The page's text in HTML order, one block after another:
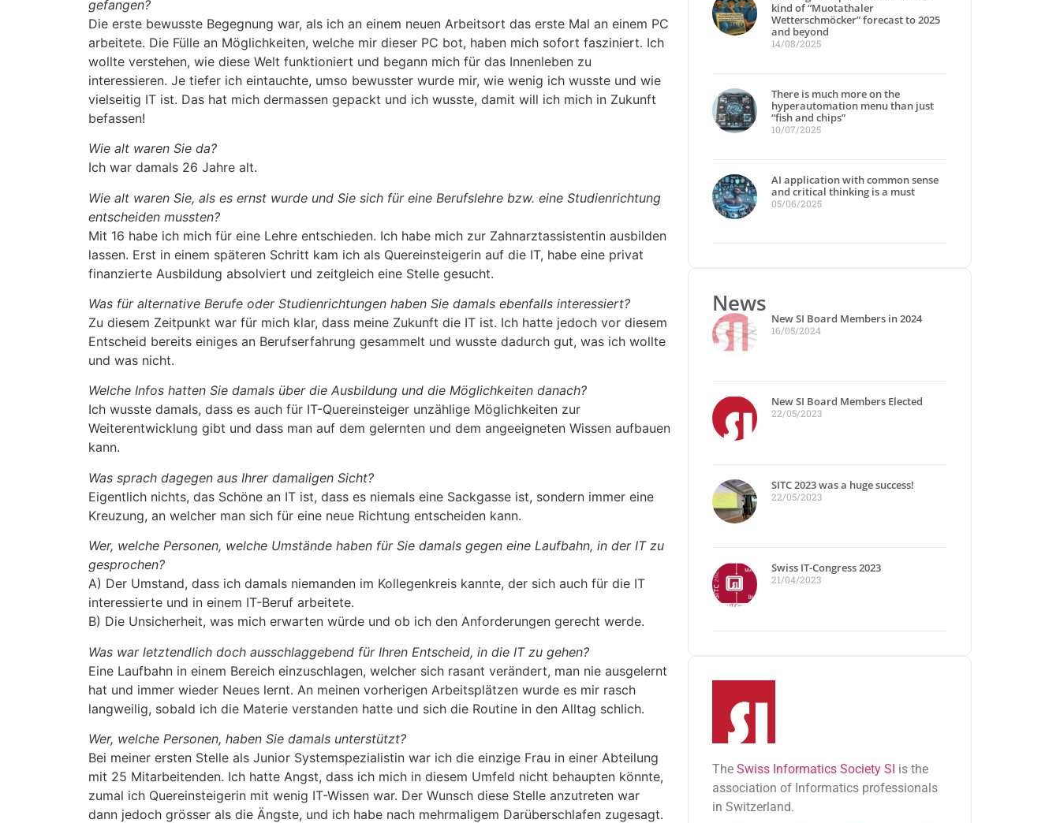
gefangen?
Die erste bewusste Begegnung war, als ich an einem neuen Arbeitsort das erste Mal an einem PC
arbeitete. Die Fülle an Möglichkeiten, welche mir dieser PC bot, haben mich sofort fasziniert. Ich
wollte verstehen, wie diese Welt funktioniert und begann mich für das Innenleben zu
interessieren. Je tiefer ich eintauchte, umso bewusster wurde mir, wie wenig ich wusste und wie
vielseitig IT ist. Das hat mich dermassen gepackt und ich wusste, damit will ich mich in Zukunft
befassen!
Wie alt waren Sie da?
Ich war damals 26 Jahre alt.
Wie alt waren Sie, als es ernst wurde und Sie sich für eine Berufslehre bzw. eine Studienrichtung
entscheiden mussten?
Mit 16 habe ich mich für eine Lehre entschieden. Ich habe mich zur Zahnarztassistentin ausbilden
lassen. Erst in einem späteren Schritt kam ich als Quereinsteigerin auf die IT, habe eine privat
finanzierte Ausbildung absolviert und zeitgleich eine Stelle gesucht.
Was für alternative Berufe oder Studienrichtungen haben Sie damals ebenfalls interessiert?
Zu diesem Zeitpunkt war für mich klar, dass meine Zukunft die IT ist. Ich hatte jedoch vor diesem
Entscheid bereits einiges an Berufserfahrung gesammelt und wusste dadurch gut, was ich wollte
und was nicht.
Welche Infos hatten Sie damals über die Ausbildung und die Möglichkeiten danach?
Ich wusste damals, dass es auch für IT-Quereinsteiger unzählige Möglichkeiten zur
Weiterentwicklung gibt und dass man auf dem gelernten und dem angeeigneten Wissen aufbauen
kann.
Was sprach dagegen aus Ihrer damaligen Sicht?
Eigentlich nichts, das Schöne an IT ist, dass es niemals eine Sackgasse ist, sondern immer eine
Kreuzung, an welcher man sich für eine neue Richtung entscheiden kann.
Wer, welche Personen, welche Umstände haben für Sie damals gegen eine Laufbahn, in der IT zu
gesprochen?
A) Der Umstand, dass ich damals niemanden im Kollegenkreis kannte, der sich auch für die IT
interessierte und in einem IT-Beruf arbeitete.
B) Die Unsicherheit, was mich erwarten würde und ob ich den Anforderungen gerecht werde.
Was war letztendlich doch ausschlaggebend für Ihren Entscheid, in die IT zu gehen?
Eine Laufbahn in einem Bereich einzuschlagen, welcher sich rasant verändert, man nie ausgelernt
hat und immer wieder Neues lernt. An meinen vorherigen Arbeitsplätzen wurde es mir rasch
langweilig, sobald ich die Materie verstanden hatte und sich die Routine in den Alltag schlich.
Wer, welche Personen, haben Sie damals unterstützt?
Bei meiner ersten Stelle als Junior Systemspezialistin war ich die einzige Frau in einer Abteilung
mit 25 Mitarbeitenden. Ich hatte Angst, dass ich mich in diesem Umfeld nicht behaupten könnte,
zumal ich Quereinsteigerin mit wenig IT-Wissen war. Der Wunsch diese Stelle anzutreten war
dann jedoch grösser als die Ängste, und ich habe nach mehrmaligem Darüberschlafen zugesagt.
kind of “Muotathaler
Wetterschmöcker” forecast to 2025
and beyond
14/08/2025
There is much more on the
hyperautomation menu than just
“fish and chips”
10/07/2025
AI application with common sense
and critical thinking is a must
05/06/2025
News
New SI Board Members in 2024
16/05/2024
New SI Board Members Elected
22/05/2023
SITC 2023 was a huge success!
22/05/2023
Swiss IT-Congress 2023
21/04/2023
The Swiss Informatics Society SI is the
association of Informatics professionals
in Switzerland.